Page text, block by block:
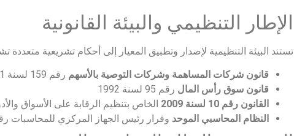
الإطار التنظيمي والبيئة القانونية
تستند البيئة التنظيمية لإصدار وتطبيق المعيار إلى أحكام تشريعية متعددة
قانون شركات المساهمة وشركات التوصية بالأسهم رقم 159 لسنة 1981
قانون سوق رأس المال رقم 95 لسنة 1992
القانون رقم 10 لسنة 2009
الخاص بتنظيم الرقابة على الأسواق
النظام المحاسبي الموحد وقرار رئيس الجهاز المركزي للمحاسبات رقم 1807 لسنة